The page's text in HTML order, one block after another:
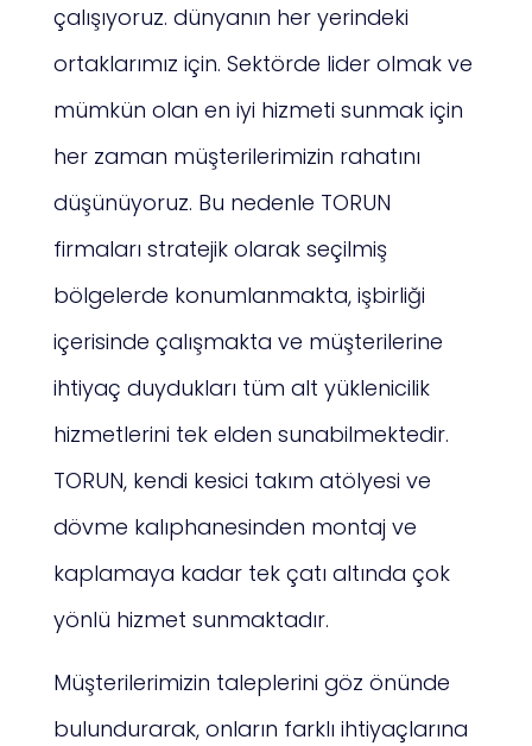
çalışıyoruz. dünyanın her yerindeki
ortaklarımız için. Sektörde lider olmak ve
mümkün olan en iyi hizmeti sunmak için
her zaman müşterilerimizin rahatını
düşünüyoruz. Bu nedenle TORUN
firmaları stratejik olarak seçilmiş
bölgelerde konumlanmakta, işbirliği
içerisinde çalışmakta ve müşterilerine
ihtiyaç duydukları tüm alt yüklenicilik
hizmetlerini tek elden sunabilmektedir.
TORUN, kendi kesici takım atölyesi ve
dövme kalıphanesinden montaj ve
kaplamaya kadar tek çatı altında çok
yönlü hizmet sunmaktadır.
Müşterilerimizin taleplerini göz önünde
bulundurarak, onların farklı ihtiyaçlarına